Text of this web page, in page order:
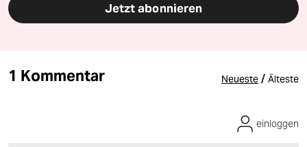
Jetzt abonnieren
1 Kommentar Neueste / Älteste
einloggen